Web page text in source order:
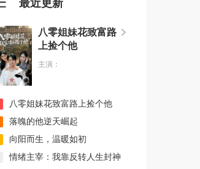
最近更新
八零姐妹花致富路
上捡个他
主演：
八零姐妹花致富路上捡个他
落魄的他逆天崛起
向阳而生，温暖如初
情绪主宰：我靠反转人生封神